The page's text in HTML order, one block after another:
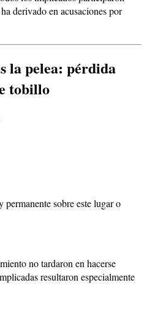
derivado en acusaciones por
la pelea: pérdida
tobillo
sobre este lugar o
no tardaron en hacerse
resultaron especialmente